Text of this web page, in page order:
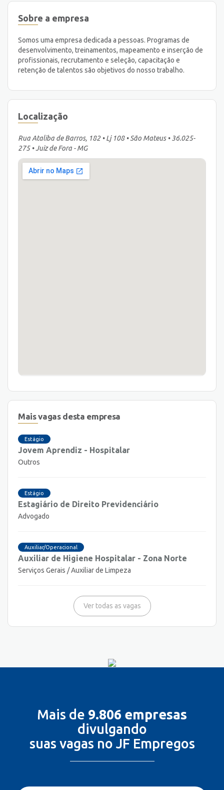
Sobre a empresa
Somos uma empresa dedicada a pessoas. Programas de
desenvolvimento, treinamentos, mapeamento e inserção de
profissionais, recrutamento e seleção, capacitação e
retenção de talentos são objetivos do nosso trabalho.
Localização
Rua Ataliba de Barros, 182 • Lj 108 • São Mateus • 36.025-
275 • Juiz de Fora - MG
Mais vagas desta empresa
Estágio
Jovem Aprendiz - Hospitalar
Outros
Estágio
Estagiário de Direito Previdenciário
Advogado
Auxiliar/Operacional
Auxiliar de Higiene Hospitalar - Zona Norte
Serviços Gerais / Auxiliar de Limpeza
Ver todas as vagas
Mais de 9.806 empresas
divulgando
suas vagas no JF Empregos